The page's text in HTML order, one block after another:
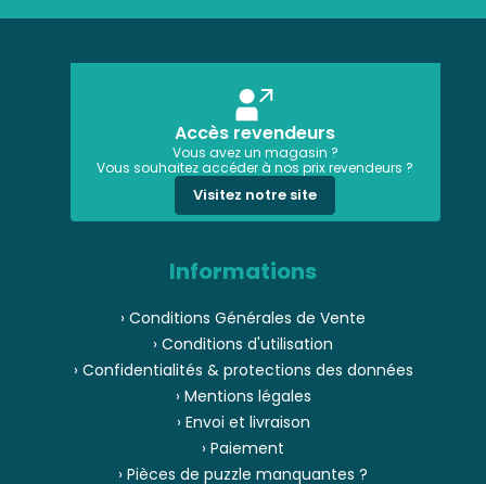
Accès revendeurs
Vous avez un magasin ?
Vous souhaitez accéder à nos prix revendeurs ?
Visitez notre site
Informations
› Conditions Générales de Vente
› Conditions d'utilisation
› Confidentialités & protections des données
› Mentions légales
› Envoi et livraison
› Paiement
› Pièces de puzzle manquantes ?